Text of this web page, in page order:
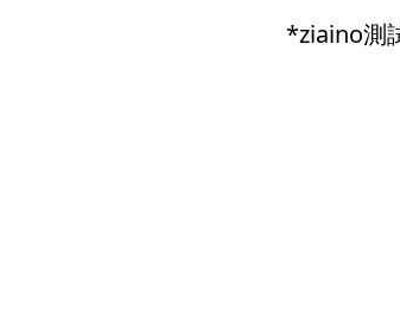
*ziaino測